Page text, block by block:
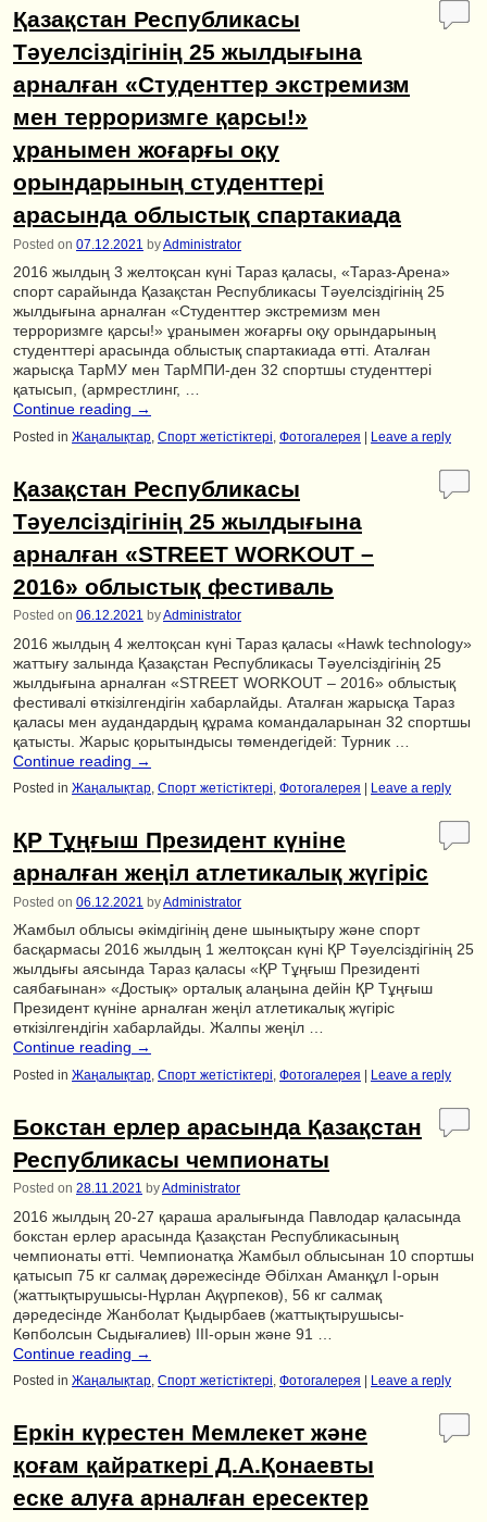
Қазақстан Республикасы
Тәуелсіздігінің 25 жылдығына
арналған «Студенттер экстремизм
мен терроризмге қарсы!»
ұранымен жоғарғы оқу
орындарының студенттері
арасында облыстық спартакиада
Posted on 07.12.2021 byAdministrator
2016 жылдың 3 желтоқсан күні Тараз қаласы, «Тараз-Арена»
спорт сарайында Қазақстан Республикасы Тәуелсіздігінің 25
жылдығына арналған «Студенттер экстремизм мен
терроризмге қарсы!» ұранымен жоғарғы оқу орындарының
студенттері арасында облыстық спартакиада өтті. Аталған
жарысқа ТарМУ мен ТарМПИ-ден 32 спортшы студенттері
қатысып, (армрестлинг, …
Continue reading →
Posted in Жаңалықтар Спорт жетістіктері Фотогалерея Leave a reply
Қазақстан Республикасы
Тәуелсіздігінің 25 жылдығына
арналған «STREET WORKOUT –
2016» облыстық фестиваль
Posted on 06.12.2021 byAdministrator
2016 жылдың 4 желтоқсан күні Тараз қаласы «Hawk technology»
жаттығу залында Қазақстан Республикасы Тәуелсіздігінің 25
жылдығына арналған «STREET WORKOUT – 2016» облыстық
фестивалі өткізілгендігін хабарлайды. Аталған жарысқа Тараз
қаласы мен аудандардың құрама командаларынан 32 спортшы
қатысты. Жарыс қорытындысы төмендегідей: Турник …
Continue reading →
Posted in Жаңалықтар Спорт жетістіктері Фотогалерея Leave a reply
ҚР Тұңғыш Президент күніне
арналған жеңіл атлетикалық жүгіріс
Posted on 06.12.2021 byAdministrator
Жамбыл облысы әкімдігінің дене шынықтыру және спорт
басқармасы 2016 жылдың 1 желтоқсан күні ҚР Тәуелсіздігінің 25
жылдығы аясында Тараз қаласы «ҚР Тұңғыш Президенті
саябағынан» «Достық» орталық алаңына дейін ҚР Тұңғыш
Президент күніне арналған жеңіл атлетикалық жүгіріс
өткізілгендігін хабарлайды. Жалпы жеңіл …
Continue reading →
Posted in Жаңалықтар Спорт жетістіктері Фотогалерея Leave a reply
Бокстан ерлер арасында Қазақстан
Республикасы чемпионаты
Posted on 28.11.2021 byAdministrator
2016 жылдың 20-27 қараша аралығында Павлодар қаласында
бокстан ерлер арасында Қазақстан Республикасының
чемпионаты өтті. Чемпионатқа Жамбыл облысынан 10 спортшы
қатысып 75 кг салмақ дәрежесінде Әбілхан Аманқұл І-орын
(жаттықтырушысы-Нұрлан Ақүрпеков), 56 кг салмақ
дәредесінде Жанболат Қыдырбаев (жаттықтырушысы-
Көпболсын Сыдығалиев) ІІІ-орын және 91 …
Continue reading →
Posted in Жаңалықтар Спорт жетістіктері Фотогалерея Leave a reply
Еркін күрестен Мемлекет және
қоғам қайраткері Д.А.Қонаевты
еске алуға арналған ересектер